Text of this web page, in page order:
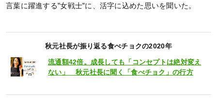
言葉に躍進する”女戦士”に、活字に込めた思いを聞いた。
秋元社長が振り返る食べチョクの2020年
流通額42倍。成長しても「コンセプトは絶対変え
ない」 秋元社長に聞く「食べチョク」の行方